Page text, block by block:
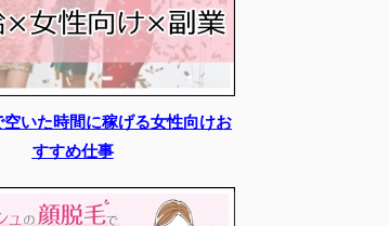
空いた時間に稼げる女性向けお
すすめ仕事